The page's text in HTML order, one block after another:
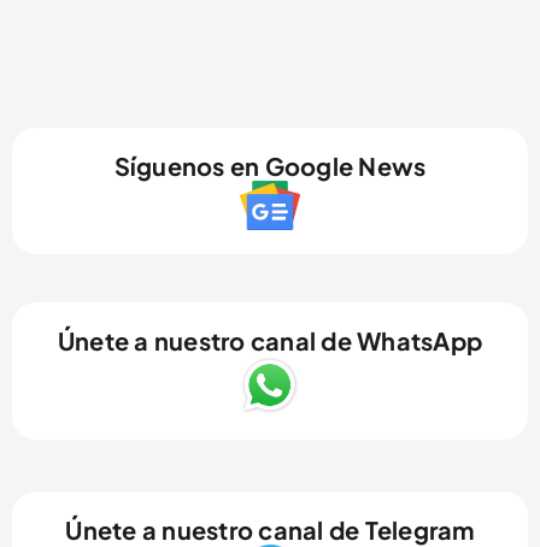
Síguenos en Google News
Únete a nuestro canal de WhatsApp
Únete a nuestro canal de Telegram